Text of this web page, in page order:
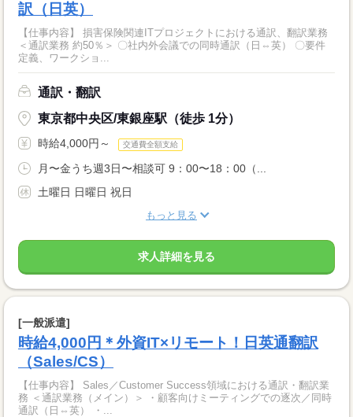
訳（日英）
【仕事内容】 損害保険関連ITプロジェクトにおける通訳、翻訳業務
＜通訳業務 約50％＞ 〇社内外会議での同時通訳（日⇔英） 〇要件
定義、ワークショ...
通訳・翻訳
東京都中央区/東銀座駅（徒歩 1分）
時給4,000円～ 交通費全額支給
月〜金うち週3日〜相談可 9：00〜18：00（...
土曜日 日曜日 祝日
もっと見る
求人詳細を見る
[一般派遣]
時給4,000円＊外資IT×リモート！日英通翻訳
（Sales/CS）
【仕事内容】 Sales／Customer Success領域における通訳・翻訳業
務 ＜通訳業務（メイン）＞ ・顧客向けミーティングでの逐次／同時
通訳（日⇔英） ・...